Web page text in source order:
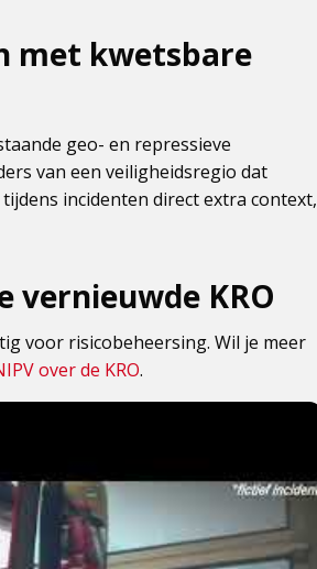
met kwetsbare
geo- en repressieve
van een veiligheidsregio dat
incidenten direct extra context,
vernieuwde KRO
voor risicobeheersing. Wil je meer
over de KRO.